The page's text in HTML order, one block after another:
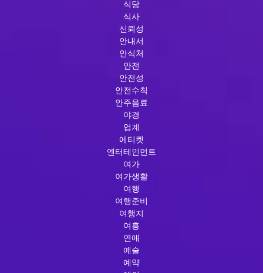
식당
식사
신뢰성
안내서
안식처
안전
안전성
안전수칙
안주음료
야경
업계
에티켓
엔터테인먼트
여가
여가생활
여행
여행준비
여행지
여흥
연애
예술
예약